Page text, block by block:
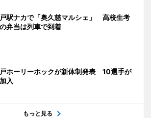
駅ナカで「奥久慈マルシェ」 高校生考
弁当は列車で到着
ホーリーホックが新体制発表 10選手が
入
もっと見る